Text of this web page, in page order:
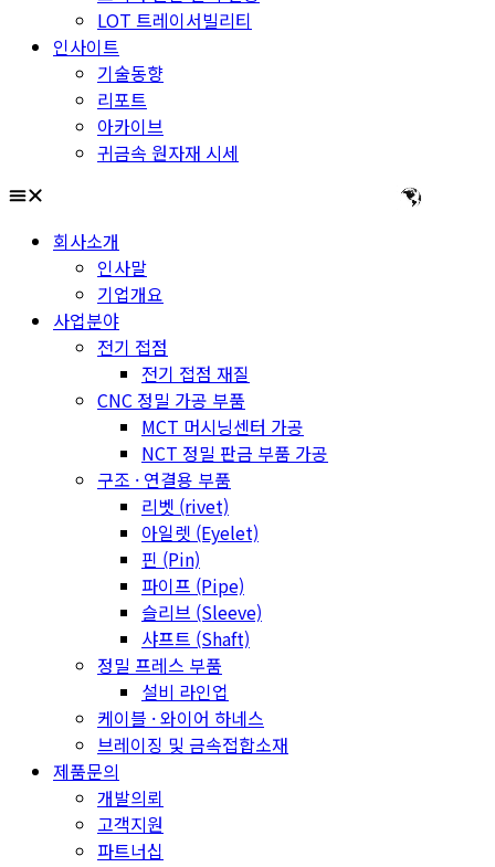
LOT 트레이서빌리티
인사이트
기술동향
리포트
아카이브
귀금속 원자재 시세
회사소개
인사말
기업개요
사업분야
전기 접점
전기 접점 재질
CNC 정밀 가공 부품
MCT 머시닝센터 가공
NCT 정밀 판금 부품 가공
구조 · 연결용 부품
리벳 (rivet)
아일렛 (Eyelet)
핀 (Pin)
파이프 (Pipe)
슬리브 (Sleeve)
샤프트 (Shaft)
정밀 프레스 부품
설비 라인업
케이블 · 와이어 하네스
브레이징 및 금속접합소재
제품문의
개발의뢰
고객지원
파트너십